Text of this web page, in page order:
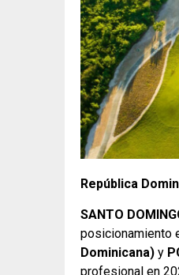
República
SANTO
posicionamiento
Dominicana) y
profesional en